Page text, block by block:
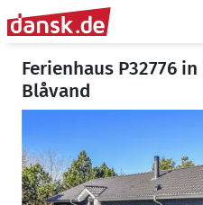
Ferienhaus P32776
Blåvand